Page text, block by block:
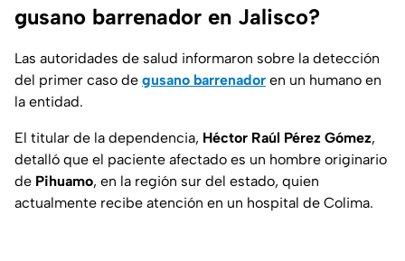
gusano barrenador en Jalisco?
Las autoridades de salud informaron sobre la detección
del primer caso de gusano barrenador en un humano en
la entidad.
El titular de la dependencia, Héctor Raúl Pérez Gómez,
detalló que el paciente afectado es un hombre originario
de Pihuamo, en la región sur del estado, quien
actualmente recibe atención en un hospital de Colima.